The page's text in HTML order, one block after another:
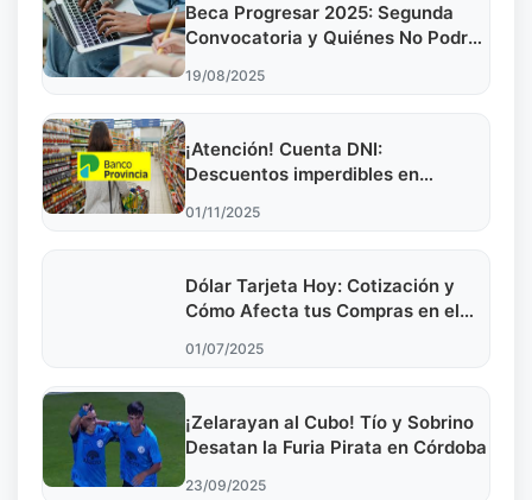
Beca Progresar 2025: Segunda
Convocatoria y Quiénes No Podrán
19/08/2025
¡Atención! Cuenta DNI:
Descuentos imperdibles en
01/11/2025
Dólar Tarjeta Hoy: Cotización y
Cómo Afecta tus Compras en el
01/07/2025
¡Zelarayan al Cubo! Tío y Sobrino
Desatan la Furia Pirata en Córdoba
23/09/2025